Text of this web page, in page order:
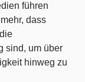
führen
dass
sind, um über
hinweg zu